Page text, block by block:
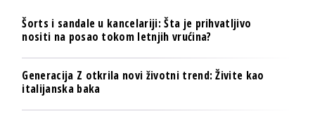
Šorts i sandale u kancelariji: Šta je prihvatljivo
nositi na posao tokom letnjih vrućina?
Generacija Z otkrila novi životni trend: Živite kao
italijanska baka